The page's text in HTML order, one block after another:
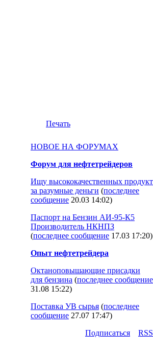
Печать
НОВОЕ НА ФОРУМАХ
Форум для нефтетрейдеров
Ищу высококачественных продукт
за разумные деньги (последнее
сообщение 20.03 14:02)
Паспорт на Бензин АИ-95-К5
Производитель НКНПЗ
(последнее сообщение 17.03 17:20)
Опыт нефтетрейдера
Октаноповышающие присадки
для бензина (последнее сообщение
31.08 15:22)
Поставка УВ сырья (последнее
сообщение 27.07 17:47)
Подпиcаться
RSS